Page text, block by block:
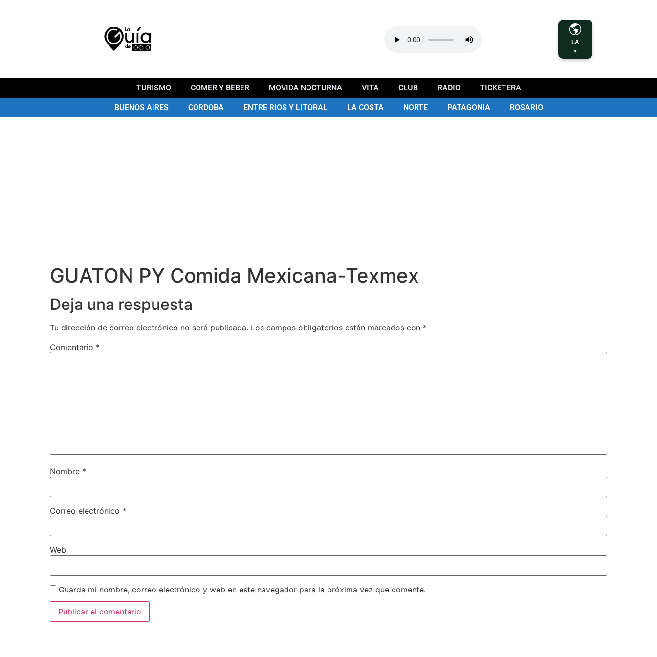
LA
▼
TURISMO COMER Y BEBER MOVIDA NOCTURNA VITA CLUB RADIO TICKETERA
BUENOS AIRES CORDOBA ENTRE RIOS Y LITORAL LA COSTA NORTE PATAGONIA ROSARIO
GUATON PY Comida Mexicana-Texmex
Deja una respuesta
Tu dirección de correo electrónico no será publicada. Los campos obligatorios están marcados con *
Comentario *
Nombre *
Correo electrónico *
Web
Guarda mi nombre, correo electrónico y web en este navegador para la próxima vez que comente.